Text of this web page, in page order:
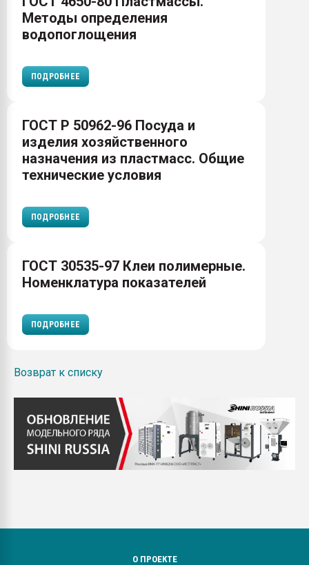
Методы определения
водопоглощения
ПОДРОБНЕЕ
ГОСТ Р 50962-96 Посуда и
изделия хозяйственного
назначения из пластмасс. Общие
технические условия
ПОДРОБНЕЕ
ГОСТ 30535-97 Клеи полимерные.
Номенклатура показателей
ПОДРОБНЕЕ
Возврат к списку
О ПРОЕКТЕ